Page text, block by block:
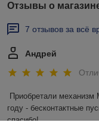
Отзывы о
7 отзывов за всё
Андрей
Приобретали
году - бесконтактные
спасибо!